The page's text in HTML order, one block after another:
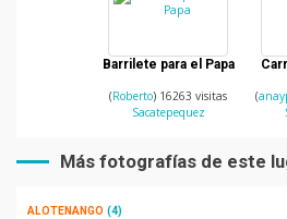
Barrilete para el Papa
(Roberto) 16263 visitas
Sacatepequez
(
Más fotografías de este
ALOTENANGO (4)